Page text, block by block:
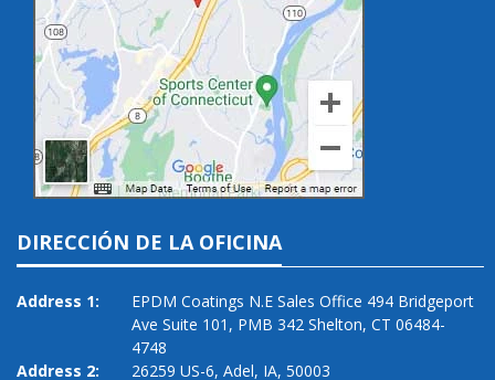
DIRECCIÓN DE LA OFICINA
Address 1:
EPDM Coatings N.E Sales Office 494 Bridgeport
Ave Suite 101, PMB 342 Shelton, CT 06484-
4748
Address 2:
26259 US-6, Adel, IA, 50003